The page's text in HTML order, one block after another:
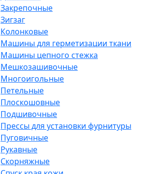
Закрепочные
Зигзаг
Колонковые
Машины для герметизации ткани
Машины цепного стежка
Мешкозашивочные
Многоигольные
Петельные
Плоскошовные
Подшивочные
Прессы для установки фурнитуры
Пуговичные
Рукавные
Скорняжные